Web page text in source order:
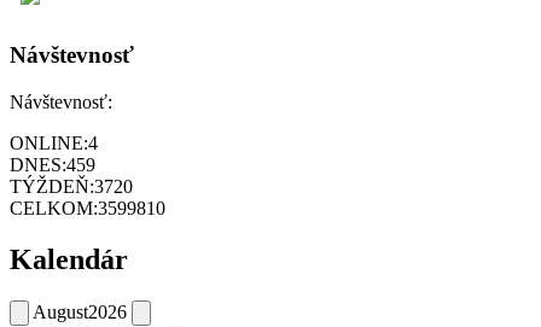
Návštevnosť
Návštevnosť:
ONLINE:4
DNES:459
TÝŽDEŇ:3720
CELKOM:3599810
Kalendár
August2026